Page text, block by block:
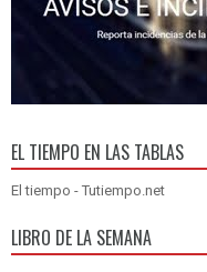
EL TIEMPO EN LAS TABLAS
El tiempo - Tutiempo.net
LIBRO DE LA SEMANA